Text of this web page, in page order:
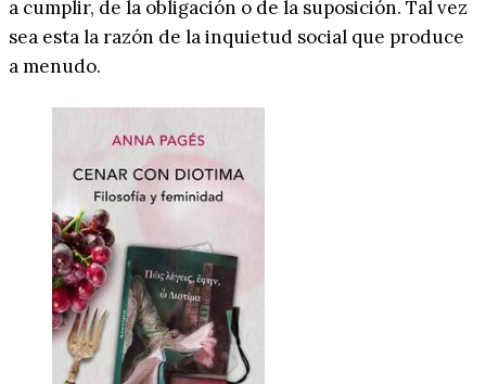
a cumplir, de la obligación o de la suposición. Tal vez
sea esta la razón de la inquietud social que produce
a menudo.